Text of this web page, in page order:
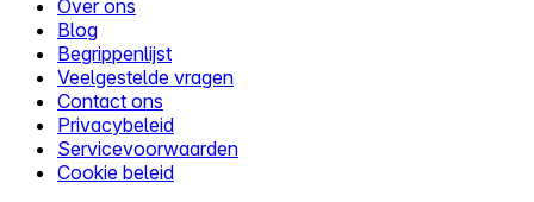
Over ons
Blog
Begrippenlijst
Veelgestelde vragen
Contact ons
Privacybeleid
Servicevoorwaarden
Cookie beleid